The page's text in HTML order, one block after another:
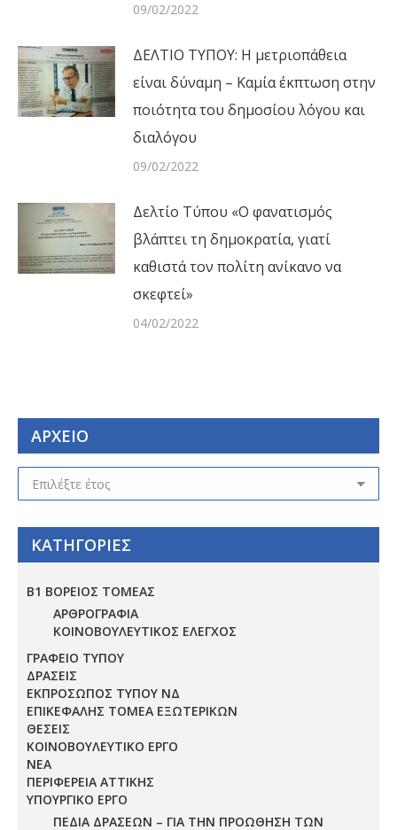
09/02/2022
ΔΕΛΤΙΟ ΤΥΠΟΥ: Η μετριοπάθεια
είναι δύναμη – Καμία έκπτωση στην
ποιότητα του δημοσίου λόγου και
διαλόγου
09/02/2022
Δελτίο Τύπου «Ο φανατισμός
βλάπτει τη δημοκρατία, γιατί
καθιστά τον πολίτη ανίκανο να
σκεφτεί»
04/02/2022
ΑΡΧΕΙΟ
ΑΡΧΕΙΟ
ΚΑΤΗΓΟΡΙΕΣ
Β1 ΒΟΡΕΙΟΣ ΤΟΜΕΑΣ
ΑΡΘΡΟΓΡΑΦΙΑ
ΚΟΙΝΟΒΟΥΛΕΥΤΙΚΟΣ ΕΛΕΓΧΟΣ
ΓΡΑΦΕΙΟ ΤΥΠΟΥ
ΔΡΑΣΕΙΣ
ΕΚΠΡΟΣΩΠΟΣ ΤΥΠΟΥ ΝΔ
ΕΠΙΚΕΦΑΛΗΣ ΤΟΜΕΑ ΕΞΩΤΕΡΙΚΩΝ
ΘΕΣΕΙΣ
ΚΟΙΝΟΒΟΥΛΕΥΤΙΚΟ ΕΡΓΟ
ΝΕΑ
ΠΕΡΙΦΕΡΕΙΑ ΑΤΤΙΚΗΣ
ΥΠΟΥΡΓΙΚΟ ΕΡΓΟ
ΠΕΔΊΑ ΔΡΆΣΕΩΝ – ΓΙΑ ΤΗΝ ΠΡΟΏΘΗΣΗ ΤΩΝ